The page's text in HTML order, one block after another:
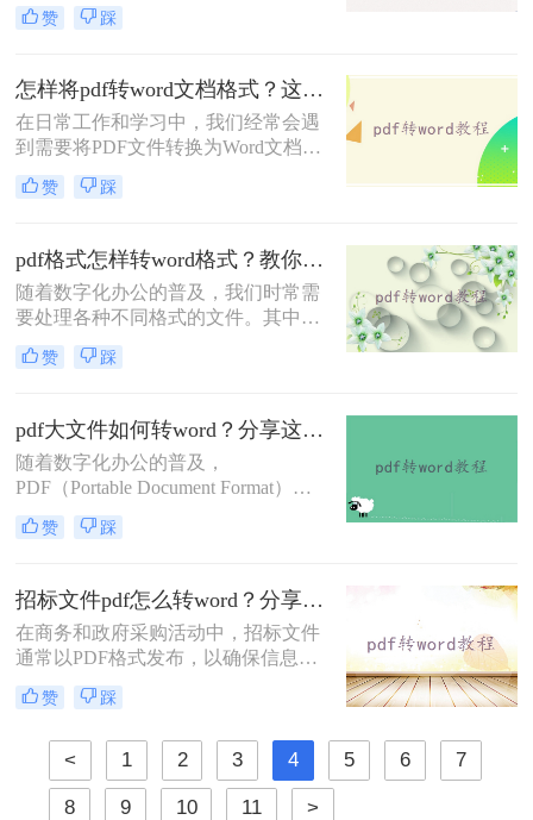
格式调整。然而，市面上许多专业的
这对于预算有限的用户来说可能是一
个不小的障碍。幸运的是，还有一些
免费且高效的方法可以帮助我们实现
PDF到Word的转换。那么如何不花钱
将pdf转word呢？本文将详细介绍几种
不花钱将PDF转换为Word文档的实用
赞 踩
怎样将pdf转word文档格式？这4个方法让你轻松掌握!
在日常工作和学习中，我们经常会遇
到需要将PDF文件转换为Word文档格
式的情况，以便进行编辑、修改或进
一步处理。PDF文件虽然具有良好的
意修改的特点，但在需要频繁编辑或
调整文档内容时，Word文档则显得更
为灵活和方便。那么怎样将pdf转word
文档格式呢？以下将介绍四种将PDF
转换为Word文档格式的方法，帮助您
轻松应对各种需求。
赞 踩
pdf格式怎样转word格式？教你4种简单快速的方法！
随着数字化办公的普及，我们时常需
要处理各种不同格式的文件。其中，
PDF（便携式文档格式）因其能在任
何设备上保持一致的版面而广受欢
通常更为便捷。因此，掌握将PDF文
件转换为Word文档的方法，对于提高
工作效率至关重要。那么pdf格式怎样
转word格式呢？本文将详细介绍几种
将PDF转换为Word的有效方法。
赞 踩
pdf大文件如何转word？分享这三种方法！
随着数字化办公的普及，
PDF（Portable Document Format）和
Word文档已成为我们日常工作中不可
或缺的文件格式。然而，在处理大型
为Word格式以便进行编辑和修改。那
么pdf大文件如何转word呢？本文将详
细介绍几种将PDF大文件转换为Word
文档的方法，帮助您更高效地完成工
作。
赞 踩
招标文件pdf怎么转word？分享二个高效方法！
在商务和政府采购活动中，招标文件
通常以PDF格式发布，以确保信息的
完整性和安全性。然而，对于需要编
辑、修改或重新排版招标文件的用户
因此，将招标文件从PDF转换为Word
格式成为了一个常见的需求。本文将
为您详细介绍招标文件pdf怎么转word
赞 踩
< 1 2 3 4 5 6 7
8 9 10 11 >